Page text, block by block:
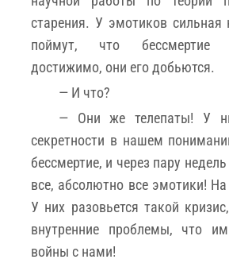
старения. У эмотиков сильная
поймут, что бессмертие
достижимо, они его добьются.
— И что?
— Они же телепаты! У
секретности в нашем
бессмертие, и через пару
все, абсолютно все эмотики!
У них разовьется такой
внутренние проблемы, что
войны с нами!